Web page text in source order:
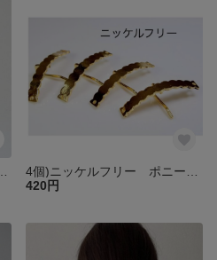
420円